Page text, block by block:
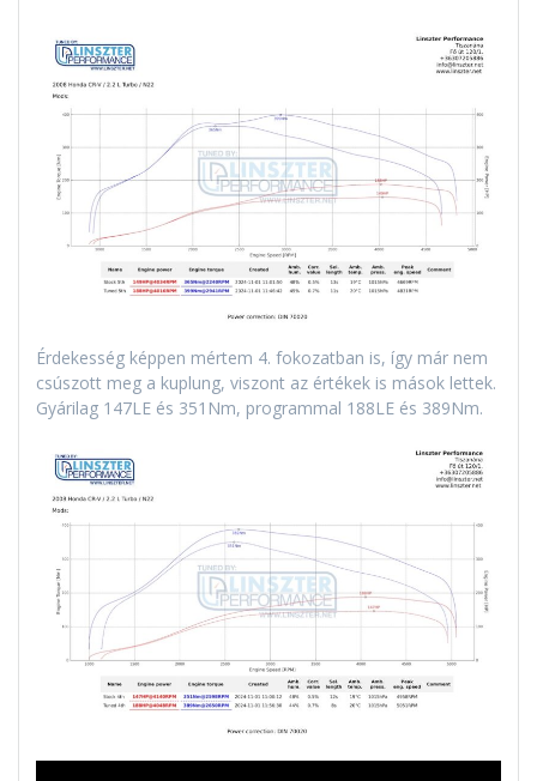
Érdekesség képpen mértem 4. fokozatban is, így már nem
csúszott meg a kuplung, viszont az értékek is mások lettek.
Gyárilag 147LE és 351Nm, programmal 188LE és 389Nm.